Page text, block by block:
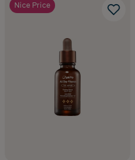
Nice Price